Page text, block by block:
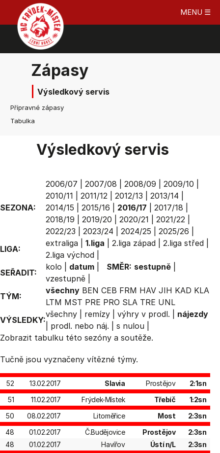
MENU ☰
Zápasy
Výsledkový servis
Přípravné zápasy
Tabulka
Výsledkový servis
SEZONA:
2006/07 2007/08 2008/09 2009/10
2010/11
2011/12 2012/13 2013/14
2014/15
2015/16 2016/17 2017/18
2018/19
2019/20 2020/21 2021/22
2022/23
2023/24 2024/25 2025/26
LIGA:
extraliga 1.liga 2.liga západ 2.liga střed
2.liga východ
SEŘADIT:
kolo datum SMĚR: sestupně
vzestupně
TÝM:
všechny BEN CEB FRM HAV JIH KAD KLA
LTM MST PRE PRO SLA TRE UNL
VÝSLEDKY:
všechny remízy výhry v prodl.
nájezdy
prodl. nebo náj. s nulou
Zobrazit tabulku této sezóny a soutěže.
Tučně jsou vyznačeny vítězné týmy.
52 13.02.2017 Slavia Prostějov
2:1sn
51
11.02.2017 Frýdek-Místek Třebíč
1:2sn
50
08.02.2017 Litoměřice Most
2:3sn
48
01.02.2017 Č.Budějovice Prostějov
2:3sn
48
01.02.2017 Havířov Ústí n/L
2:3sn